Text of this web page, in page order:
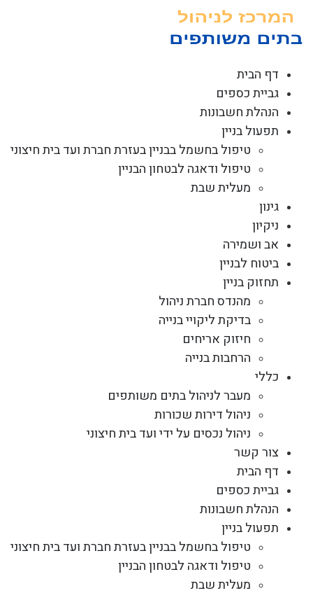
דף הבית
גביית כספים
הנהלת חשבונות
תפעול בניין
טיפול בחשמל בבניין בעזרת חברת ועד בית חיצוני
טיפול ודאגה לבטחון הבניין
מעלית שבת
גינון
ניקיון
אב ושמירה
ביטוח לבניין
תחזוק בניין
מהנדס חברת ניהול
בדיקת ליקויי בנייה
חיזוק אריחים
הרחבות בנייה
כללי
מעבר לניהול בתים משותפים
ניהול דירות שכורות
ניהול נכסים על ידי ועד בית חיצוני
צור קשר
דף הבית
גביית כספים
הנהלת חשבונות
תפעול בניין
טיפול בחשמל בבניין בעזרת חברת ועד בית חיצוני
טיפול ודאגה לבטחון הבניין
מעלית שבת